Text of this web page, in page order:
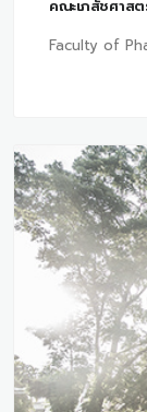
คณะเภสัชศาส
Faculty of